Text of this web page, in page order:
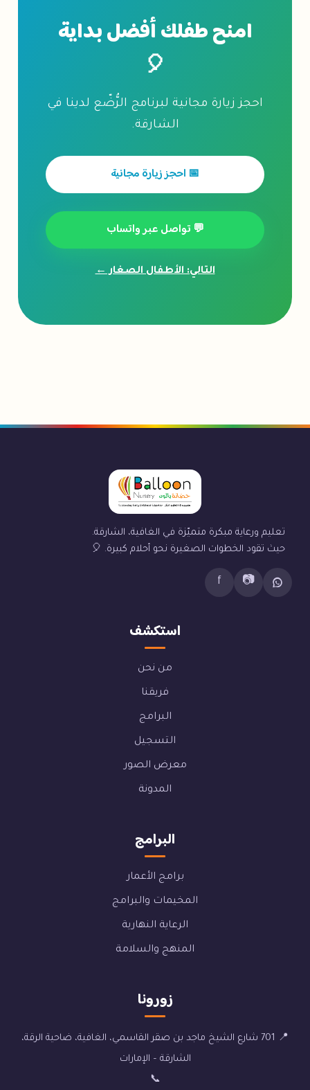
امنح طفلك أفضل بداية
🎈
احجز زيارة مجانية لبرنامج الرُّضّع لدينا في
الشارقة.
📅 احجز زيارة مجانية
💬 تواصل عبر واتساب
التالي: الأطفال الصغار ←
تعليم ورعاية مبكرة متميّزة في الغافية، الشارقة.
حيث تقود الخطوات الصغيرة نحو أحلام كبيرة. 🎈
f 📷
استكشف
من نحن
فريقنا
البرامج
التسجيل
معرض الصور
المدونة
البرامج
برامج الأعمار
المخيمات والبرامج
الرعاية النهارية
المنهج والسلامة
زورونا
📍 701 شارع الشيخ ماجد بن صقر القاسمي، الغافية، ضاحية الرقة،
الشارقة – الإمارات
📞